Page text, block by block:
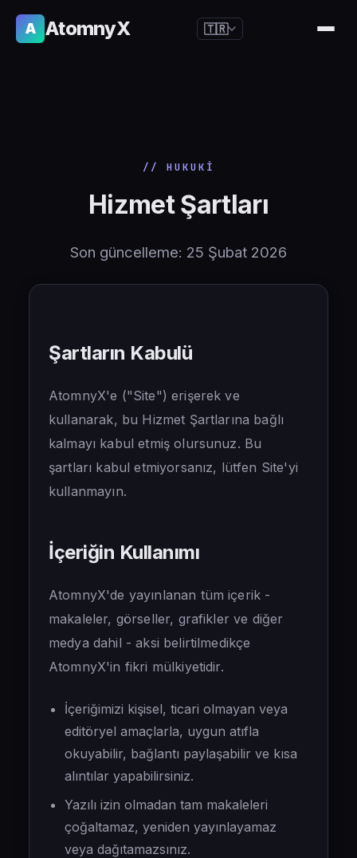
A AtomnyX 🇹🇷
🇯🇵日本語
🇳🇱Nederlands
// HUKUKI
Hizmet Şartları
Son güncelleme: 25 Şubat 2026
Şartların Kabulü
AtomnyX'e ("Site") erişerek ve
kullanarak, bu Hizmet Şartlarına bağlı
kalmayı kabul etmiş olursunuz. Bu
şartları kabul etmiyorsanız, lütfen Site'yi
kullanmayın.
İçeriğin Kullanımı
AtomnyX'de yayınlanan tüm içerik -
makaleler, görseller, grafikler ve diğer
medya dahil - aksi belirtilmedikçe
AtomnyX'in fikri mülkiyetidir.
İçeriğimizi kişisel, ticari olmayan veya
editöryel amaçlarla, uygun atıfla
okuyabilir, bağlantı paylaşabilir ve kısa
alıntılar yapabilirsiniz.
Yazılı izin olmadan tam makaleleri
çoğaltamaz, yeniden yayınlayamaz
veya dağıtamazsınız.